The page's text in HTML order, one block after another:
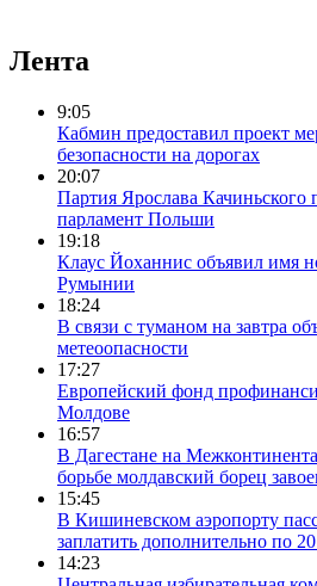
Лента
9:05
Кабмин предоставил проект
безопасности на дорогах
20:07
Партия Ярослава Качиньского
парламент Польши
19:18
Клаус Йоханнис объявил имя
Румынии
18:24
В связи с туманом на завтра
метеоопасности
17:27
Европейский фонд
Молдове
16:57
В Дагестане на
борьбе молдавский борец
15:45
В Кишиневском аэропорту
заплатить дополнительно по
14:23